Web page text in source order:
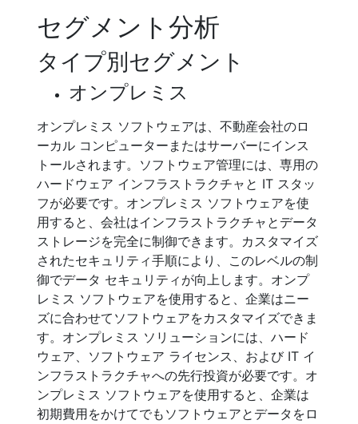
セグメント分析
タイプ別セグメント
オンプレミス
オンプレミス ソフトウェアは、不動産会社のロ
ーカル コンピューターまたはサーバーにインス
トールされます。ソフトウェア管理には、専用の
ハードウェア インフラストラクチャと IT スタッ
フが必要です。オンプレミス ソフトウェアを使
用すると、会社はインフラストラクチャとデータ
ストレージを完全に制御できます。カスタマイズ
されたセキュリティ手順により、このレベルの制
御でデータ セキュリティが向上します。オンプ
レミス ソフトウェアを使用すると、企業はニー
ズに合わせてソフトウェアをカスタマイズできま
す。オンプレミス ソリューションには、ハード
ウェア、ソフトウェア ライセンス、および IT イ
ンフラストラクチャへの先行投資が必要です。オ
ンプレミス ソフトウェアを使用すると、企業は
初期費用をかけてでもソフトウェアとデータをロ